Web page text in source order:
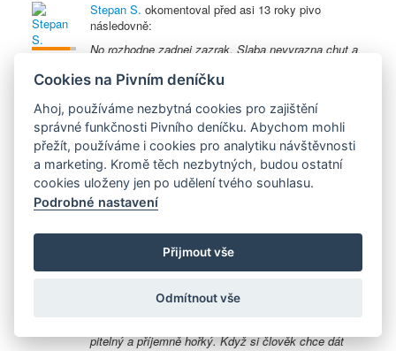
Stepan S. okomentoval před asi 13 roky pivo
následovně:
No rozhodne zadnej zazrak. Slaba nevyrazna chut a
existuji o dost lepsi dvanactky.
5
Pavel H.okomentoval předasi 13 rokypivo
následovně:
Jelikoz prave sedim na hajzlu s ukrutnou srackou,
tak me nenapadaji pozitivni hodnoceni :)
2
pitelný a příjemně hořký. Když si člověk chce dát
Cookies na Pivním deníčku
Ahoj, používáme nezbytná cookies pro zajištění
správné funkčnosti Pivního deníčku. Abychom mohli
přežít, používáme i cookies pro analytiku návštěvnosti
a marketing. Kromě těch nezbytných, budou ostatní
cookies uloženy jen po udělení tvého souhlasu.
Podrobné nastavení
Přijmout vše
Odmítnout vše